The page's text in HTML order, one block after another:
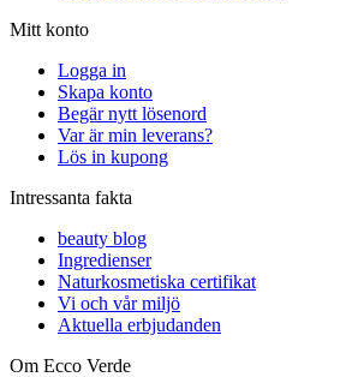
Mitt konto
Logga in
Skapa konto
Begär nytt lösenord
Var är min leverans?
Lös in kupong
Intressanta fakta
beauty blog
Ingredienser
Naturkosmetiska certifikat
Vi och vår miljö
Aktuella erbjudanden
Om Ecco Verde